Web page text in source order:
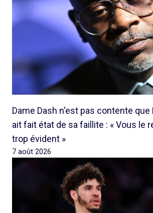
Dame Dash n'est pas contente que
ait fait état de sa faillite : « Vous le
trop évident »
7 août 2026